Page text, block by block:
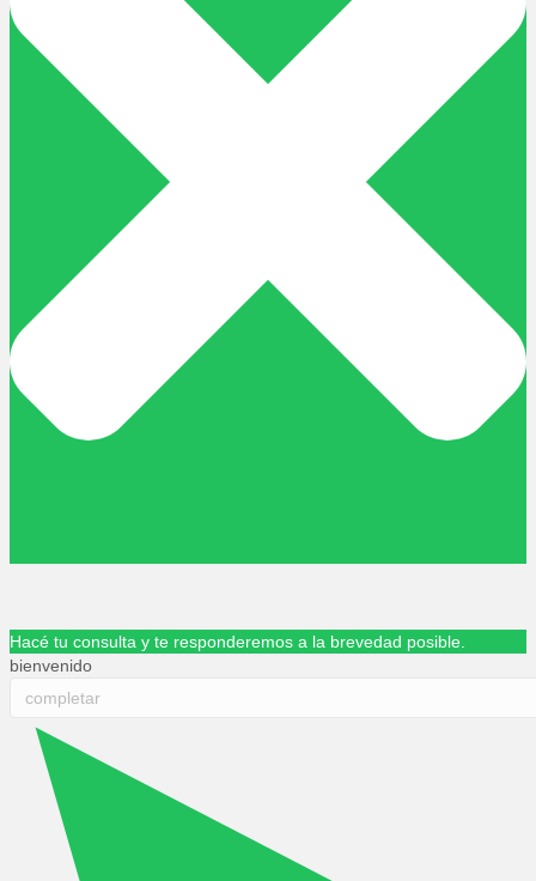
Hacé tu consulta y te responderemos a la brevedad posible.
bienvenido